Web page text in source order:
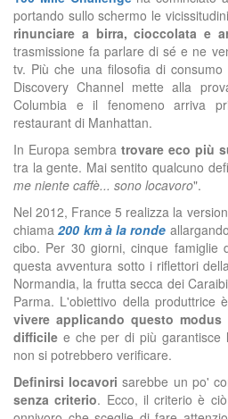
portando sullo schermo le
rinunciare a birra, cioccolata e
trasmissione fa parlare di sé e ne
tv. Più che una filosofia di
Discovery Channel mette alla
Columbia e il fenomeno arriva
restaurant di Manhattan.
In Europa sembra trovare eco più
tra la gente. Mai sentito qualcuno
me niente caffè... sono locavoro".
Nel 2012, France 5 realizza la
chiama 200 km à la ronde
cibo. Per 30 giorni, cinque famiglie
questa avventura sotto i riflettori
Normandia, la frutta secca dei
Parma. L'obiettivo della produttrice
vivere applicando questo
difficile e che per di più garantisce
non si potrebbero verificare.
Definirsi locavori sarebbe un po'
senza criterio. Ecco, il criterio è